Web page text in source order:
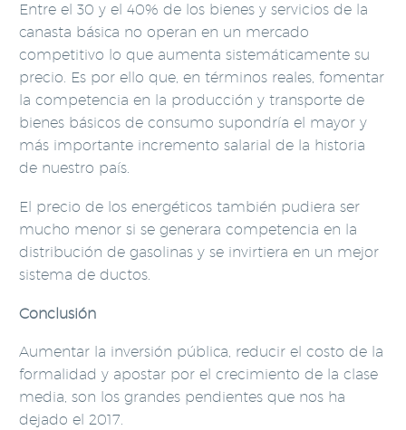
Entre el 30 y el 40% de los bienes y servicios de la
canasta básica no operan en un mercado
competitivo lo que aumenta sistemáticamente su
precio. Es por ello que, en términos reales, fomentar
la competencia en la producción y transporte de
bienes básicos de consumo supondría el mayor y
más importante incremento salarial de la historia
de nuestro país.
El precio de los energéticos también pudiera ser
mucho menor si se generara competencia en la
distribución de gasolinas y se invirtiera en un mejor
sistema de ductos.
Conclusión
Aumentar la inversión pública, reducir el costo de la
formalidad y apostar por el crecimiento de la clase
media, son los grandes pendientes que nos ha
dejado el 2017.